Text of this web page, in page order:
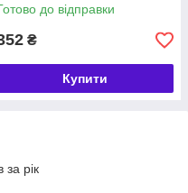
до відправки
₴
Купити
за рік